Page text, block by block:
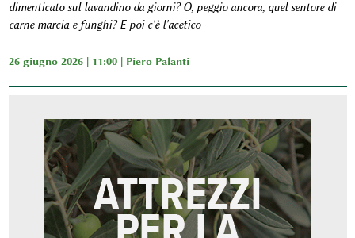
dimenticato sul lavandino da giorni? O, peggio ancora, quel sentore di
carne marcia e funghi? E poi c'è l'acetico
26 giugno 2026 | 11:00 | Piero Palanti